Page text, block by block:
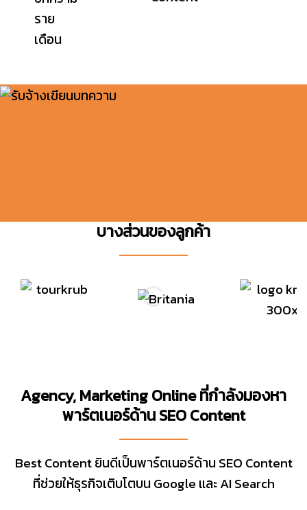
บางส่วนของลูกค้า
Agency, Marketing Online ที่กำลังมองหา
พาร์ตเนอร์ด้าน SEO Content
Best Content ยินดีเป็นพาร์ตเนอร์ด้าน SEO Content
ที่ช่วยให้ธุรกิจเติบโตบน Google และ AI Search